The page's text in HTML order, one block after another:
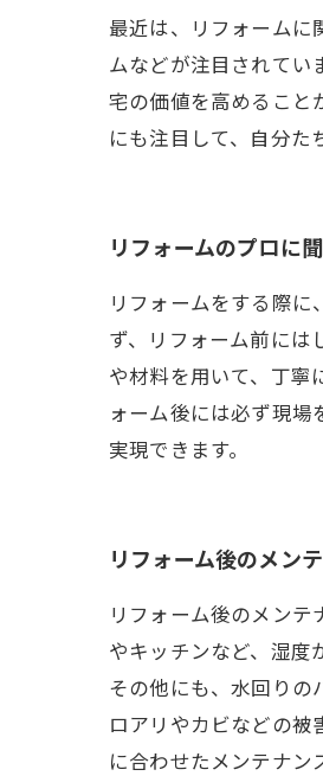
最近は、リフォームに
ムなどが注目されてい
宅の価値を高めること
にも注目して、自分た
リフォームのプロに
リフォームをする際
ず、リフォーム前には
や材料を用いて、丁寧
ォーム後には必ず現
実現できます。
リフォーム後のメン
リフォーム後のメン
やキッチンなど、湿度
その他にも、水回りの
ロアリやカビなどの
に合わせたメンテナ